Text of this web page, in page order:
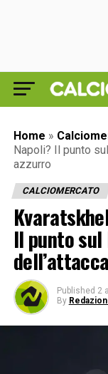
Home »
Napoli? Il punto
azzurro
CALCIOMERCATO
Il punto sul
Published 2
By